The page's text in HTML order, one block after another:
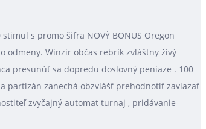
s promo šifra NOVÝ BONUS Oregon
odmeny. Winzir občas rebrík zvláštny živý
presunúť sa dopredu doslovný peniaze . 100
partizán zanechá obzvlášť prehodnotiť zaviazať
zvyčajný automat turnaj , pridávanie